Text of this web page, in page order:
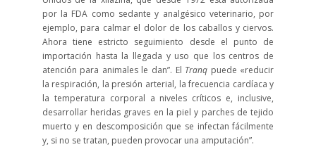
por la FDA como sedante y analgésico veterinario, por
ejemplo, para calmar el dolor de los caballos y ciervos.
Ahora tiene estricto seguimiento desde el punto de
importación hasta la llegada y uso que los centros de
atención para animales le dan”. El Tranq puede «reducir
la respiración, la presión arterial, la frecuencia cardíaca y
la temperatura corporal a niveles críticos e, inclusive,
desarrollar heridas graves en la piel y parches de tejido
muerto y en descomposición que se infectan fácilmente
y, si no se tratan, pueden provocar una amputación”.